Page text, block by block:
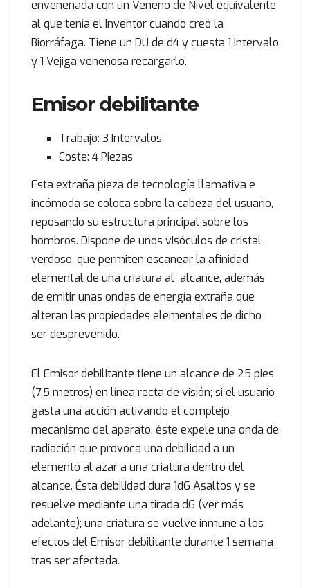
envenenada con un Veneno de Nivel equivalente
al que tenía el Inventor cuando creó la
Biorráfaga. Tiene un DU de d4 y cuesta 1 Intervalo
y 1 Vejiga venenosa recargarlo.
Emisor debilitante
Trabajo: 3 Intervalos
Coste: 4 Piezas
Esta extraña pieza de tecnología llamativa e
incómoda se coloca sobre la cabeza del usuario,
reposando su estructura principal sobre los
hombros. Dispone de unos visóculos de cristal
verdoso, que permiten escanear la afinidad
elemental de una criatura al alcance, además
de emitir unas ondas de energía extraña que
alteran las propiedades elementales de dicho
ser desprevenido.
El Emisor debilitante tiene un alcance de 25 pies
(7,5 metros) en línea recta de visión; si el usuario
gasta una acción activando el complejo
mecanismo del aparato, éste expele una onda de
radiación que provoca una debilidad a un
elemento al azar a una criatura dentro del
alcance. Ésta debilidad dura 1d6 Asaltos y se
resuelve mediante una tirada d6 (ver más
adelante); una criatura se vuelve inmune a los
efectos del Emisor debilitante durante 1 semana
tras ser afectada.